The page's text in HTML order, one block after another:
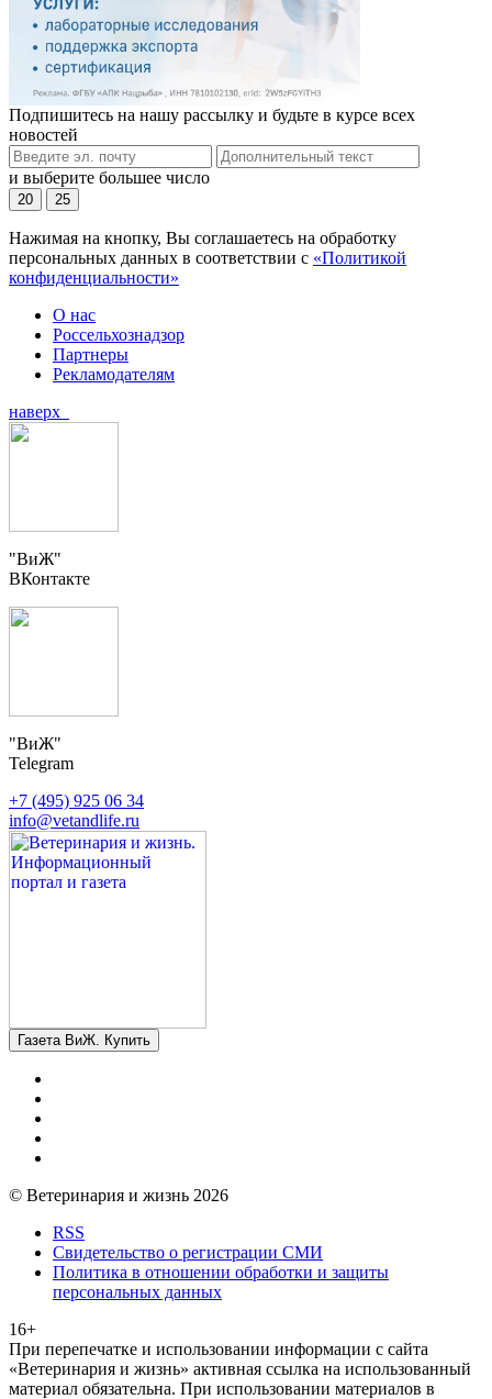
Подпишитесь на нашу рассылку и будьте в курсе всех
новостей
и выберите большее число
20 25
Нажимая на кнопку, Вы соглашаетесь на обработку
персональных данных в соответствии с «Политикой
конфиденциальности»
О нас
Россельхознадзор
Партнеры
Рекламодателям
наверх
"ВиЖ"
ВКонтакте
"ВиЖ"
Telegram
+7 (495) 925 06 34
info@vetandlife.ru
Газета ВиЖ. Купить
© Ветеринария и жизнь 2026
RSS
Свидетельство о регистрации СМИ
Политика в отношении обработки и защиты
персональных данных
16+
При перепечатке и использовании информации с сайта
«Ветеринария и жизнь» активная ссылка на использованный
материал обязательна. При использовании материалов в